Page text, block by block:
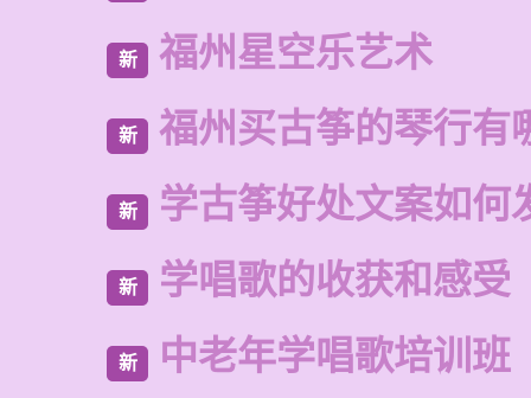
新 福州星空乐艺术
新 福州买古筝的琴行有
新 学古筝好处文案如何
新 学唱歌的收获和感受
新 中老年学唱歌培训班